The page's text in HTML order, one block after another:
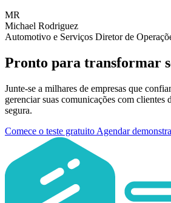
MR
Michael Rodriguez
Automotivo e Serviços Diretor de
Pronto para transformar
Junte-se a milhares de empresas que
gerenciar suas comunicações com clientes
segura.
Comece o teste gratuito Agendar